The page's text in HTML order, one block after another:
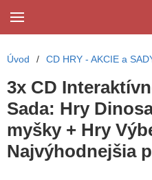
Úvod / CD HRY - AKCIE a
3x CD
Sada: Hry
myšky + Hry
Najvýhodnejšia